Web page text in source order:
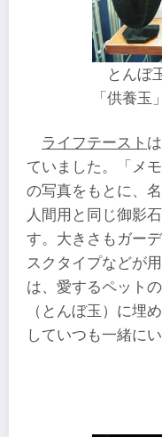
とんぼ
「供養玉」
ライフテースト
ていました。「メ
の写真をもとに、
人間用と同じ御影
す。大きさもガー
スクタイプなどが
は、愛するペット
（とんぼ玉）に埋
していつも一緒に